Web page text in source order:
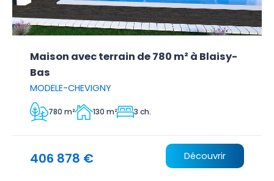
Maison avec terrain de 780 m² à Blaisy-
Bas
MODELE-CHEVIGNY
780 m² 130 m² 3 ch.
406 878 € Découvrir